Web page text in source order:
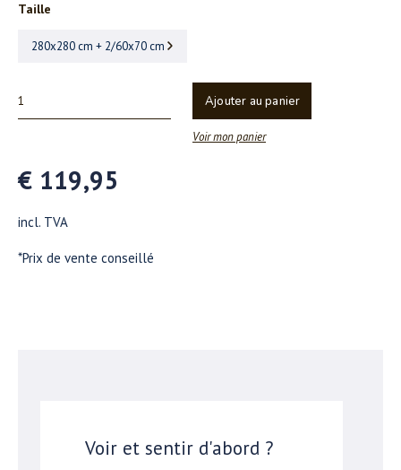
Taille
280x280 cm + 2/60x70 cm
Ajouter au panier
Voir mon panier
€ 119,95
incl. TVA
*Prix de vente conseillé
Voir et sentir d'abord ?